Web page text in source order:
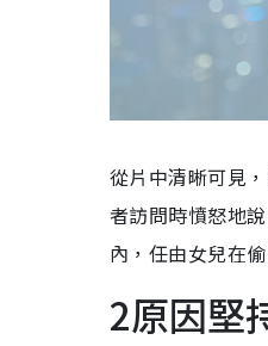
從片中清晰可見
者訪問時憤怒地
內，任由女兒在偷
2原因堅